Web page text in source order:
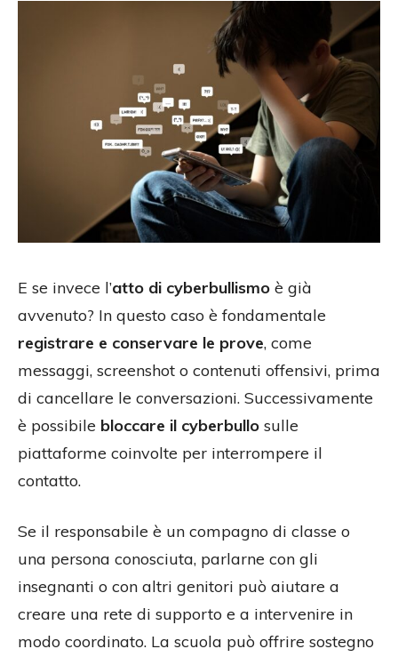
E se invece l’atto di cyberbullismo è già
avvenuto? In questo caso è fondamentale
registrare e conservare le prove, come
messaggi, screenshot o contenuti offensivi, prima
di cancellare le conversazioni. Successivamente
è possibile bloccare il cyberbullo sulle
piattaforme coinvolte per interrompere il
contatto.
Se il responsabile è un compagno di classe o
una persona conosciuta, parlarne con gli
insegnanti o con altri genitori può aiutare a
creare una rete di supporto e a intervenire in
modo coordinato. La scuola può offrire sostegno